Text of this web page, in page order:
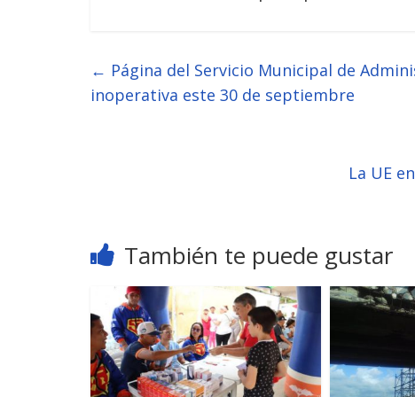
← Página del Servicio Municipal de
inoperativa este 30 de septiembre
La UE
También te puede gustar